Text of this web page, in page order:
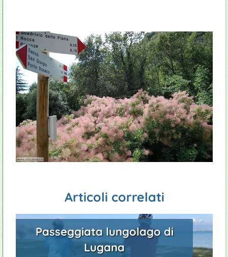
Articoli correlati
Passeggiata lungolago di
Lugana